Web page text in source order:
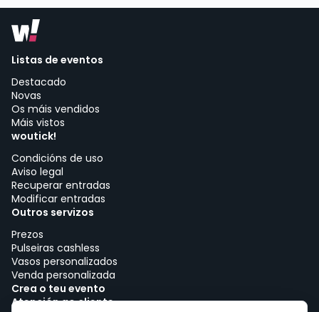
Listas de eventos
Destacado
Novas
Os máis vendidos
Máis vistos
woutick!
Condicións de uso
Aviso legal
Recuperar entradas
Modificar entradas
Outros servizos
Prezos
Pulseiras cashless
Vasos personalizados
Venda personalizada
Crea o teu evento
Atención ao cliente